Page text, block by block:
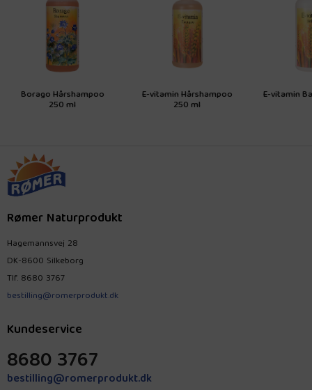
Borago Hårshampoo
250 ml
E-vitamin Hårshampoo
250 ml
E-vitamin
Rømer Naturprodukt
Hagemannsvej 28
DK-8600 Silkeborg
Tlf. 8680 3767
bestilling@romerprodukt.dk
Kundeservice
8680 3767
bestilling@romerprodukt.dk